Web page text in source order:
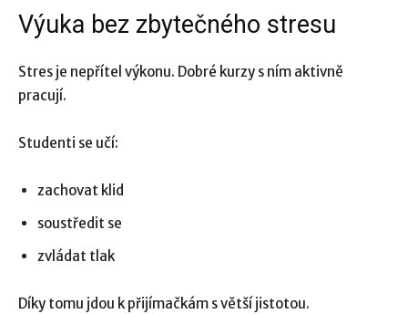
Výuka bez zbytečného stresu
Stres je nepřítel výkonu. Dobré kurzy s ním aktivně
pracují.
Studenti se učí:
zachovat klid
soustředit se
zvládat tlak
Díky tomu jdou k přijímačkám s větší jistotou.